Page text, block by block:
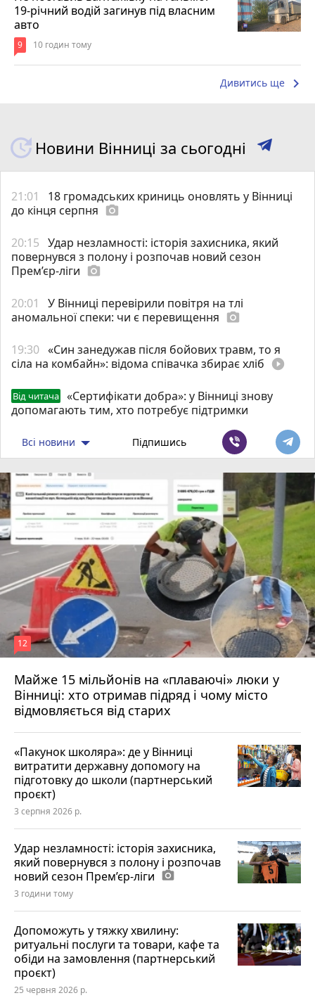
19-річний водій загинув під власним
авто
9 10 годин тому
Дивитись ще keyboard_arrow_right
Новини Вінниці за сьогодні
21:01
18 громадських криниць оновлять у Вінниці
до кінця серпня photo_camera
20:15 Удар незламності: історія захисника, який
повернувся з полону і розпочав новий сезон
Прем’єр-ліги photo_camera
20:01
У Вінниці перевірили повітря на тлі
аномальної спеки: чи є перевищення photo_camera
19:30 «Син занедужав після бойових травм, то я
сіла на комбайн»: відома співачка збирає хліб play_circle_filled
Від читача
«Сертифікати добра»: у Вінниці знову
допомагають тим, хто потребує підтримки
Всі новини Підпишись
Майже 15 мільйонів на «плаваючі» люки у
Вінниці: хто отримав підряд і чому місто
відмовляється від старих
12
«Пакунок школяра»: де у Вінниці
витратити державну допомогу на
підготовку до школи (партнерський
проєкт)
3 серпня 2026 р.
Удар незламності: історія захисника,
який повернувся з полону і розпочав
новий сезон Прем’єр-ліги photo_camera
3 години тому
Допоможуть у тяжку хвилину:
ритуальні послуги та товари, кафе та
обіди на замовлення (партнерський
проєкт)
25 червня 2026 р.